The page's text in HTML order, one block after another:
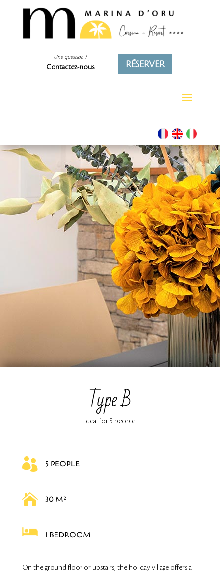
Une question ?
Contactez-nous RÉSERVER
Type B
Ideal for 5 people
 5 PEOPLE
 30 M²
1 BEDROOM
On the ground floor or upstairs, the holiday village offers a